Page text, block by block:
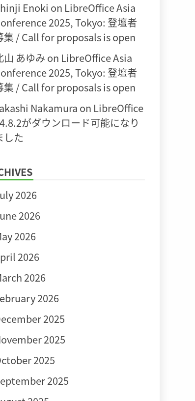
Enoki on LibreOffice Asia
2025, Tokyo: 登壇者
集 / Call for proposals is open
山 あゆみ on LibreOffice Asia
2025, Tokyo: 登壇者
集 / Call for proposals is open
Nakamura on LibreOffice
がダウンロード可能になり
した
2026
2026
2026
2026
2026
2026
2025
2025
2025
2025